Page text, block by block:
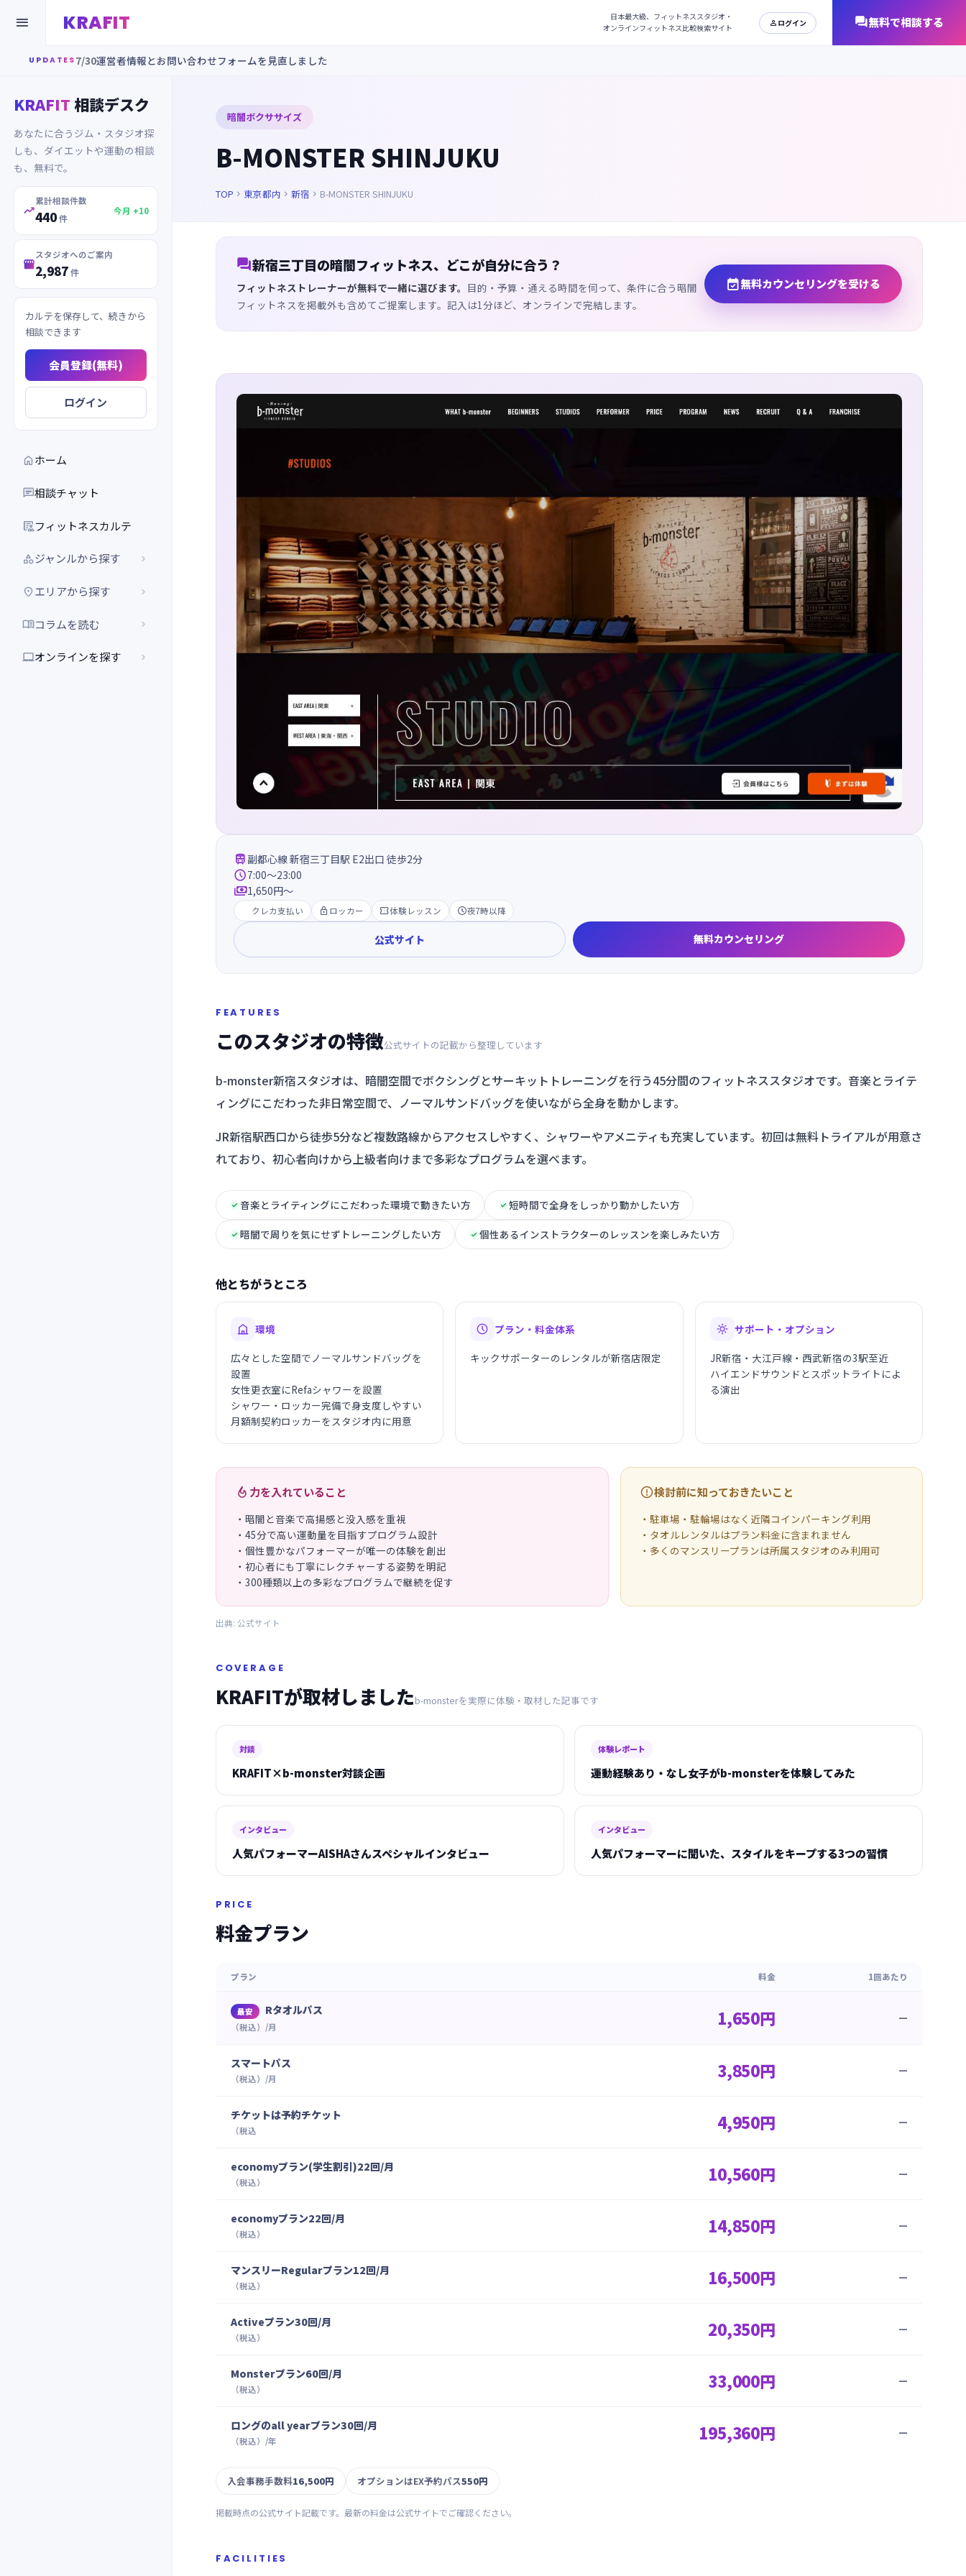
KRAFIT 日本最大級、フィットネススタジオ・
オンラインフィットネス比較検索サイト

UPDATES 7/30運営者情報とお問い合わせフォームを見直しました
KRAFIT 相談デスク
あなたに合うジム・スタジオ探
しも、ダイエットや運動の相談
も、無料で。

累計相談件数
440件
今月 +10

スタジオへのご案内
2,987件
カルテを保存して、続きから
相談できます
会員登録(無料)
ログイン
ホーム
相談チャット
フィットネスカルテ
ジャンルから探す 
エリアから探す 
コラムを読む 
オンラインを探す 
暗闇ボクササイズ
B-MONSTER SHINJUKU
TOP  東京都内  新宿  B-MONSTER SHINJUKU
新宿三丁目の暗闇フィットネス、どこが自分に合う？
フィットネストレーナーが無料で一緒に選びます。 目的・予算・通える時間を伺って、条件に合う暗闇
フィットネスを掲載外も含めてご提案します。記入は1分ほど、オンラインで完結します。
無料カウンセリングを受ける
 副都心線 新宿三丁目駅 E2出口 徒歩2分
7:00～23:00
1,650円〜
クレカ支払い ロッカー 体験レッスン 夜7時以降
公式サイト 無料カウンセリング
FEATURES
このスタジオの特徴公式サイトの記載から整理しています
b-monster新宿スタジオは、暗闇空間でボクシングとサーキットトレーニングを行う45分間のフィットネススタジオです。音楽とライテ
ィングにこだわった非日常空間で、ノーマルサンドバッグを使いながら全身を動かします。
JR新宿駅西口から徒歩5分など複数路線からアクセスしやすく、シャワーやアメニティも充実しています。初回は無料トライアルが用意さ
れており、初心者向けから上級者向けまで多彩なプログラムを選べます。
音楽とライティングにこだわった環境で動きたい方 短時間で全身をしっかり動かしたい方
暗闇で周りを気にせずトレーニングしたい方 個性あるインストラクターのレッスンを楽しみたい方
他とちがうところ
環境
広々とした空間でノーマルサンドバッグを
設置
女性更衣室にRefaシャワーを設置
シャワー・ロッカー完備で身支度しやすい
月額制契約ロッカーをスタジオ内に用意
プラン・料金体系
キックサポーターのレンタルが新宿店限定
サポート・オプション
JR新宿・大江戸線・西武新宿の3駅至近
ハイエンドサウンドとスポットライトによ
る演出
力を入れていること
・暗闇と音楽で高揚感と没入感を重視
・45分で高い運動量を目指すプログラム設計
・個性豊かなパフォーマーが唯一の体験を創出
・初心者にも丁寧にレクチャーする姿勢を明記
・300種類以上の多彩なプログラムで継続を促す
検討前に知っておきたいこと
・駐車場・駐輪場はなく近隣コインパーキング利用
・タオルレンタルはプラン料金に含まれません
・多くのマンスリープランは所属スタジオのみ利用可
出典: 公式サイト
COVERAGE
KRAFITが取材しましたb-monsterを実際に体験・取材した記事です
対談
KRAFIT×b-monster対談企画
体験レポート
運動経験あり・なし女子がb-monsterを体験してみた
インタビュー
人気パフォーマーAISHAさんスペシャルインタビュー
インタビュー
人気パフォーマーに聞いた、スタイルをキープする3つの習慣
PRICE
料金プラン
プラン 料金 1回あたり
最安 Rタオルパス
（税込）/月 1,650円 —
スマートパス
（税込）/月 3,850円 —
チケットは予約チケット
（税込 4,950円 —
economyプラン(学生割引)22回/月
（税込） 10,560円 —
economyプラン22回/月
（税込） 14,850円 —
マンスリーRegularプラン12回/月
（税込） 16,500円 —
Activeプラン30回/月
（税込） 20,350円 —
Monsterプラン60回/月
（税込） 33,000円 —
ロングのall yearプラン30回/月
（税込）/年 195,360円 —
入会事務手数料16,500円 オプションはEX予約パス550円
掲載時点の公式サイト記載です。最新の料金は公式サイトでご確認ください。
FACILITIES